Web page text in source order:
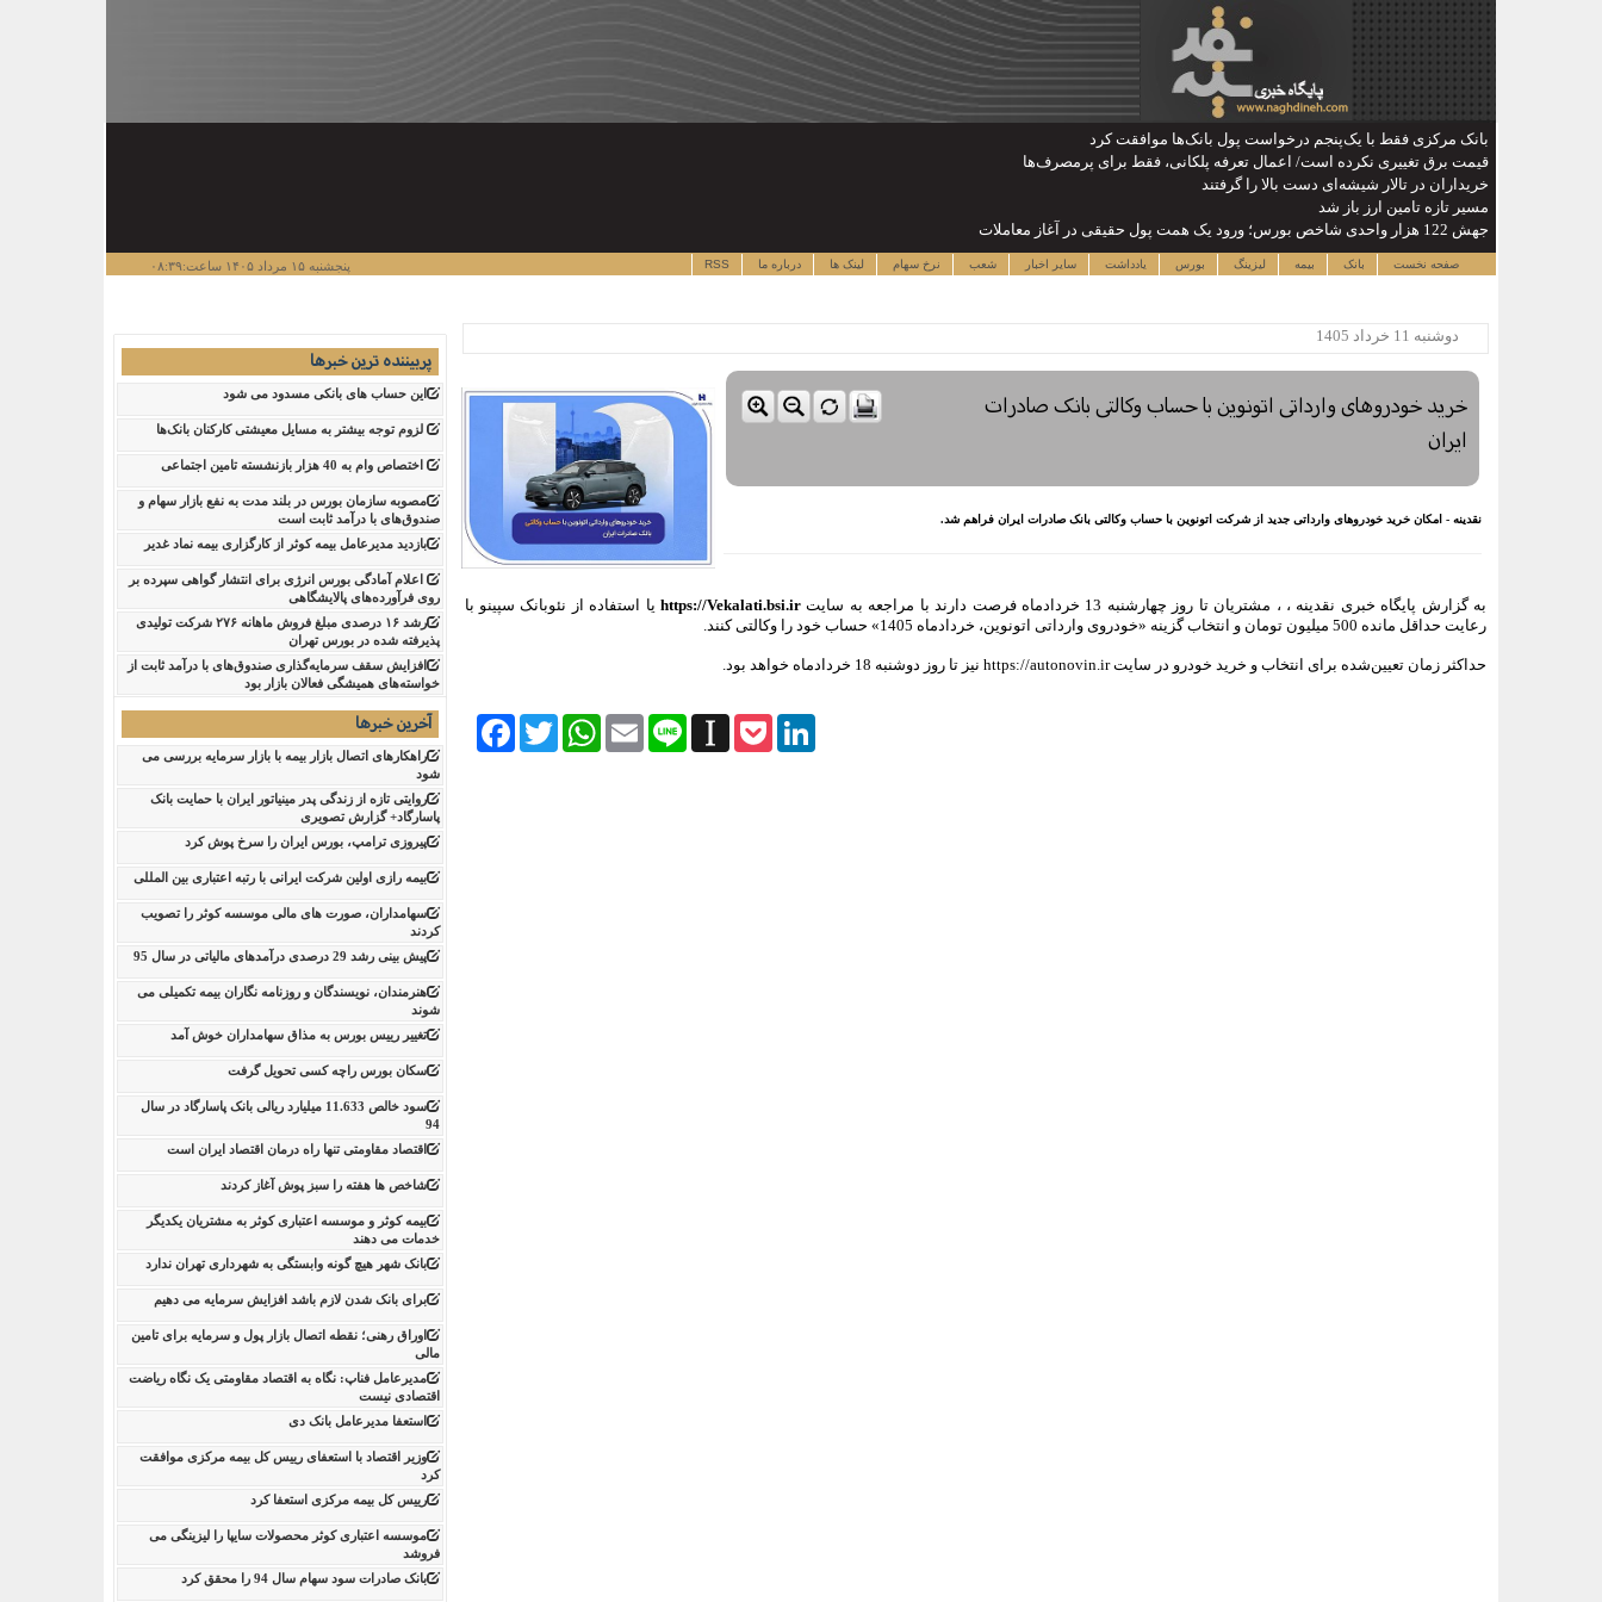
بانک مرکزی فقط با یک‌‎پنجم درخواست پول بانک‌ها موافقت کرد
قیمت برق تغییری نکرده است/ اعمال تعرفه پلکانی، فقط برای پرمصرف‌ها
خریداران در تالار شیشه‌ای دست بالا را گرفتند
مسیر تازه تامین ارز باز شد
جهش 122 هزار واحدی شاخص بورس؛ ورود یک همت پول حقیقی در آغاز معاملات
پنجشنبه ۱۵ مرداد ۱۴۰۵ ساعت:۰۸:۳۹ صفحه نخست بانک بیمه لیزینگ بورس یادداشت سایر اخبار شعب نرخ سهام لینک ها درباره ما RSS
پربیننده ترین خبرها
این حساب های بانکی مسدود می شود
لزوم توجه بیشتر به مسایل معیشتی کارکنان بانک‌ها
اختصاص وام به 40 هزار بازنشسته تامین اجتماعی
مصوبه سازمان بورس در بلند مدت به نفع بازار سهام و
صندوق‌های با درآمد ثابت است
بازدید مدیرعامل بیمه کوثر از کارگزاری بیمه نماد غدیر
اعلام آمادگی بورس انرژی برای انتشار گواهی سپرده بر
روی فرآورده‌های پالایشگاهی ‌
رشد ۱۶ درصدی مبلغ فروش ماهانه ۲۷۶ شرکت تولیدی
پذیرفته شده در بورس تهران
افزایش سقف سرمایه‌گذاری صندوق‌های با درآمد ثابت از
خواسته‌های همیشگی فعالان بازار بود
آخرین خبرها
راهکارهای اتصال بازار بیمه با بازار سرمایه بررسی می
شود
روایتی تازه از زندگی پدر مینیاتور ایران با حمایت بانک
پاسارگاد+ گزارش تصویری
پیروزی ترامپ، بورس ایران را سرخ پوش کرد
بیمه رازی اولین شرکت ایرانی با رتبه اعتباری بین المللی
سهامداران، صورت های مالی موسسه کوثر را تصویب
کردند
پیش بینی رشد 29 درصدی درآمدهای مالیاتی در سال 95
هنرمندان، نویسندگان و روزنامه نگاران بیمه تکمیلی می
شوند
تغییر رییس بورس به مذاق سهامداران خوش آمد
سکان بورس راچه کسی تحویل گرفت
سود خالص 11.633 میلیارد ریالی بانک پاسارگاد در سال
94
اقتصاد مقاومتی تنها راه درمان اقتصاد ایران است
شاخص ها هفته را سبز پوش آغاز کردند
بیمه کوثر و موسسه اعتباری کوثر به مشتریان یکدیگر
خدمات می دهند
بانک شهر هیچ گونه وابستگی به شهرداری تهران ندارد
برای بانک شدن لازم باشد افزایش سرمایه می دهیم
اوراق رهنی؛ نقطه اتصال بازار پول و سرمایه برای تامین
مالی
مدیرعامل فناپ: نگاه به اقتصاد مقاومتی یک نگاه ریاضت
اقتصادی نیست
استعفا مدیرعامل بانک دی
وزیر اقتصاد با استعفای رییس کل بیمه مرکزی موافقت
کرد
رییس کل بیمه مرکزی استعفا کرد
موسسه اعتباری کوثر محصولات سایپا را لیزینگی می
فروشد
بانک صادرات سود سهام سال 94 را محقق کرد
دوشنبه 11 خرداد 1405
خرید خودروهای وارداتی اتونوین با حساب وکالتی بانک صادرات
ایران
نقدینه - ​امکان خرید خودروهای وارداتی جدید از شرکت اتونوین با حساب وکالتی بانک صادرات ایران فراهم شد.
به گزارش پایگاه خبری نقدینه ، ، مشتریان تا روز چهارشنبه 13 خردادماه فرصت دارند با مراجعه به سایت https://Vekalati.bsi.ir ​ یا استفاده از نئوبانک سپینو با
رعایت حداقل مانده 500 میلیون تومان و انتخاب گزینه «خودروی وارداتی اتونوین، خردادماه 1405» حساب خود را وکالتی کنند.
حداکثر زمان تعیین‌شده برای انتخاب و خرید خودرو در سایت https://autonovin.ir نیز تا روز دوشنبه 18 خردادماه خواهد بود.
Facebook TwitterWhatsApp Email LineInstapaper PocketLinkedIn